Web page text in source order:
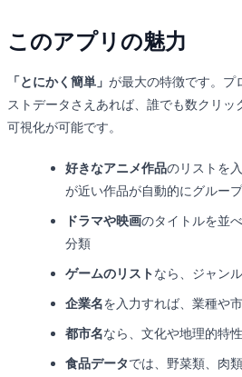
このアプリの魅力
「とにかく簡単」 が最大の特徴です。プ
ストデータさえあれば、誰でも数クリッ
可視化が可能です。
好きなアニメ作品のリストを
が近い作品が自動的にグルー
ドラマや映画のタイトルを並
分類
ゲームのリストなら、ジャン
企業名を入力すれば、業種や
都市名なら、文化や地理的特
食品データでは、野菜類、肉